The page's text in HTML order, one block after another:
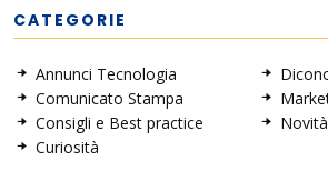
CATEGORIE
Annunci Tecnologia
Comunicato Stampa
Consigli e Best practice
Curiosità